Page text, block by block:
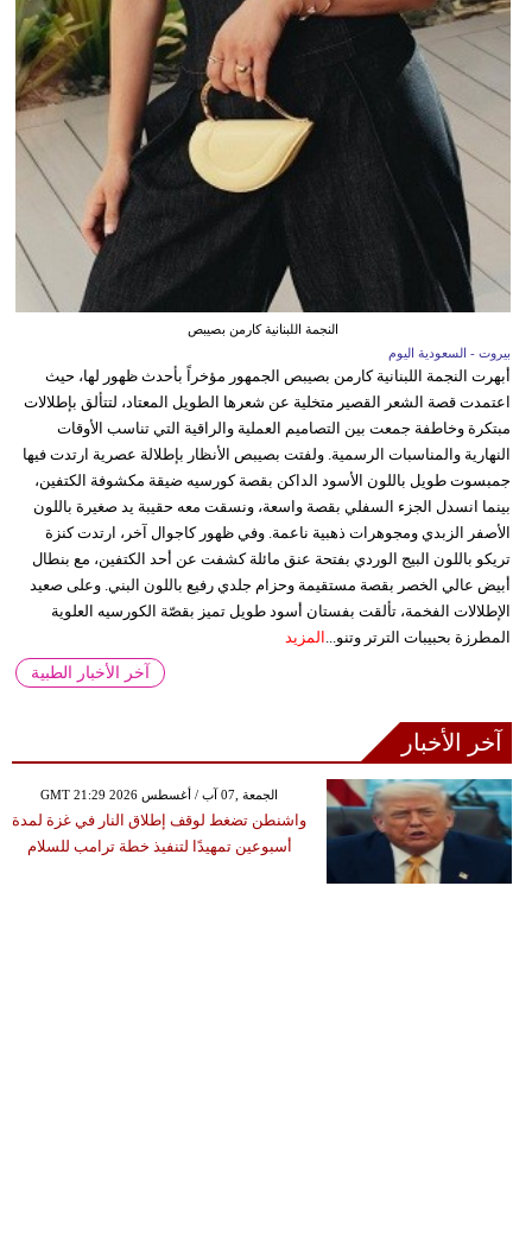
النجمة اللبنانية كارمن بصيبص
بيروت - السعودية اليوم
أبهرت النجمة اللبنانية كارمن بصيبص الجمهور مؤخراً بأحدث ظهور لها، حيث
اعتمدت قصة الشعر القصير متخلية عن شعرها الطويل المعتاد، لتتألق بإطلالات
مبتكرة وخاطفة جمعت بين التصاميم العملية والراقية التي تناسب الأوقات
النهارية والمناسبات الرسمية. ولفتت بصيبص الأنظار بإطلالة عصرية ارتدت فيها
جمبسوت طويل باللون الأسود الداكن بقصة كورسيه ضيقة مكشوفة الكتفين،
بينما انسدل الجزء السفلي بقصة واسعة، ونسقت معه حقيبة يد صغيرة باللون
الأصفر الزبدي ومجوهرات ذهبية ناعمة. وفي ظهور كاجوال آخر، ارتدت كنزة
تريكو باللون البيج الوردي بفتحة عنق مائلة كشفت عن أحد الكتفين، مع بنطال
أبيض عالي الخصر بقصة مستقيمة وحزام جلدي رفيع باللون البني. وعلى صعيد
الإطلالات الفخمة، تألقت بفستان أسود طويل تميز بقصّة الكورسيه العلوية
المطرزة بحبيبات الترتر وتنو...
المزيد
آخر الأخبار الطبية
آخر الأخبار
GMT 21:29 2026 الجمعة ,07 آب / أغسطس
واشنطن تضغط لوقف إطلاق النار في غزة لمدة
أسبوعين تمهيدًا لتنفيذ خطة ترامب للسلام